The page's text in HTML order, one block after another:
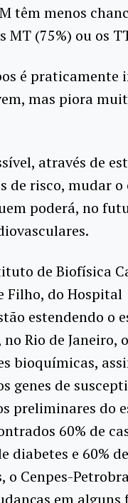
têm menos
MT (75%) ou os
é praticamente
mas piora
através de
de risco, mudar o
poderá, no
de Biofísica
Filho, do Hospital
estendendo o
Rio de Janeiro,
bioquímicas,
genes de
preliminares do
60% de
diabetes e 60%
o Cenpes-
em alguns